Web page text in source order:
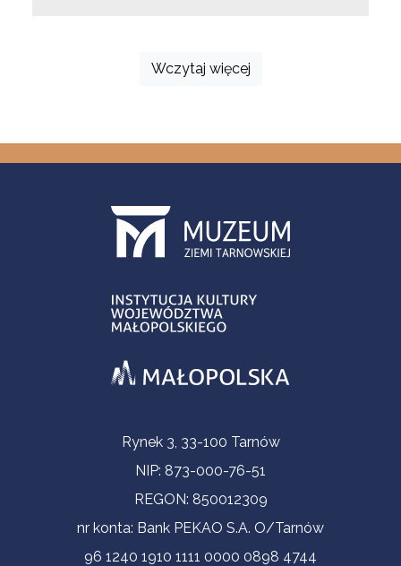
Wczytaj więcej
Informacje kontaktoweRynek 3, 33-100 Tarnów
NIP: 873-000-76-51
REGON: 850012309
nr konta: Bank PEKAO S.A. O/Tarnów
96 1240 1910 1111 0000 0898 4744